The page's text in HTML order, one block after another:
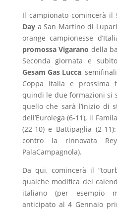
Il campionato comincerà il
Daya San Martino di
orange campionesse
promossa Vigarano della
Seconda giornata e
Gesam Gas Lucca,
Coppa Italia e prossima
quindi le due formazioni si
quello che sarà l’inizio di
dell’Eurolega (6-11), il
(22-10) e Battipaglia (2-
contro la rinnovata
PalaCampagnola).
Da qui, comincerà il
qualche modifica del
italiano (per esempio
anticipato al 4 Gennaio